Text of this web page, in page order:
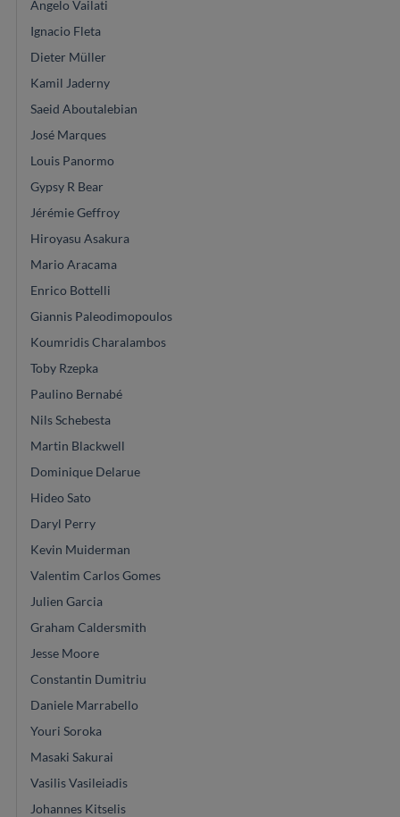
Angelo Vailati
Ignacio Fleta
Dieter Müller
Kamil Jaderny
Saeid Aboutalebian
José Marques
Louis Panormo
Gypsy R Bear
Jérémie Geffroy
Hiroyasu Asakura
Mario Aracama
Enrico Bottelli
Giannis Paleodimopoulos
Koumridis Charalambos
Toby Rzepka
Paulino Bernabé
Nils Schebesta
Martin Blackwell
Dominique Delarue
Hideo Sato
Daryl Perry
Kevin Muiderman
Valentim Carlos Gomes
Julien Garcia
Graham Caldersmith
Jesse Moore
Constantin Dumitriu
Daniele Marrabello
Youri Soroka
Masaki Sakurai
Vasilis Vasileiadis
Johannes Kitselis